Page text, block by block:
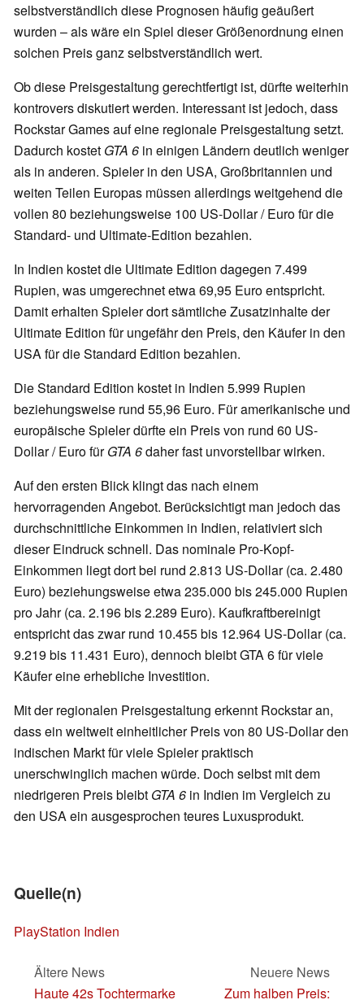
selbstverständlich diese Prognosen häufig geäußert
wurden – als wäre ein Spiel dieser Größenordnung einen
solchen Preis ganz selbstverständlich wert.
Ob diese Preisgestaltung gerechtfertigt ist, dürfte weiterhin
kontrovers diskutiert werden. Interessant ist jedoch, dass
Rockstar Games auf eine regionale Preisgestaltung setzt.
Dadurch kostet GTA 6 in einigen Ländern deutlich weniger
als in anderen. Spieler in den USA, Großbritannien und
weiten Teilen Europas müssen allerdings weitgehend die
vollen 80 beziehungsweise 100 US-Dollar / Euro für die
Standard- und Ultimate-Edition bezahlen.
In Indien kostet die Ultimate Edition dagegen 7.499
Rupien, was umgerechnet etwa 69,95 Euro entspricht.
Damit erhalten Spieler dort sämtliche Zusatzinhalte der
Ultimate Edition für ungefähr den Preis, den Käufer in den
USA für die Standard Edition bezahlen.
Die Standard Edition kostet in Indien 5.999 Rupien
beziehungsweise rund 55,96 Euro. Für amerikanische und
europäische Spieler dürfte ein Preis von rund 60 US-
Dollar / Euro fürGTA 6daher fast unvorstellbar wirken.
Auf den ersten Blick klingt das nach einem
hervorragenden Angebot. Berücksichtigt man jedoch das
durchschnittliche Einkommen in Indien, relativiert sich
dieser Eindruck schnell. Das nominale Pro-Kopf-
Einkommen liegt dort bei rund 2.813 US-Dollar (ca. 2.480
Euro) beziehungsweise etwa 235.000 bis 245.000 Rupien
pro Jahr (ca. 2.196 bis 2.289 Euro). Kaufkraftbereinigt
entspricht das zwar rund 10.455 bis 12.964 US-Dollar (ca.
9.219 bis 11.431 Euro), dennoch bleibt GTA 6 für viele
Käufer eine erhebliche Investition.
Mit der regionalen Preisgestaltung erkennt Rockstar an,
dass ein weltweit einheitlicher Preis von 80 US-Dollar den
indischen Markt für viele Spieler praktisch
unerschwinglich machen würde. Doch selbst mit dem
niedrigeren Preis bleibt GTA 6 in Indien im Vergleich zu
den USA ein ausgesprochen teures Luxusprodukt.
Quelle(n)
PlayStation Indien
Ältere News
Haute 42s Tochtermarke
Neuere News
Zum halben Preis: